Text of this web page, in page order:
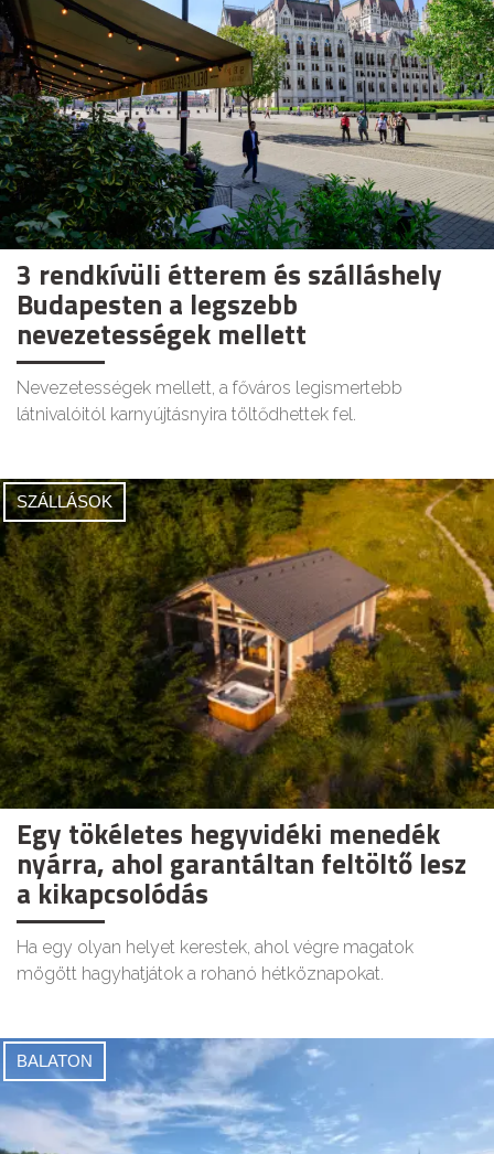
3 rendkívüli étterem és szálláshely
Budapesten a legszebb
nevezetességek mellett
Nevezetességek mellett, a főváros legismertebb
látnivalóitól karnyújtásnyira töltődhettek fel.
SZÁLLÁSOK
Egy tökéletes hegyvidéki menedék
nyárra, ahol garantáltan feltöltő lesz
a kikapcsolódás
Ha egy olyan helyet kerestek, ahol végre magatok
mögött hagyhatjátok a rohanó hétköznapokat.
BALATON